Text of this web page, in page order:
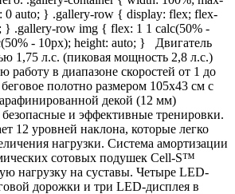
0 auto; } .gallery-row { display: flex; flex-
} .gallery-row img { flex: 1 1 calc(50% -
- 10px); height: auto; } Двигатель
1,75 л.с. (пиковая мощность 2,8 л.с.)
работу в диапазоне скоростей от 1 до
полотно размером 105х43 см с
декой (12 мм)
безопасные и эффективные тренировки.
12 уровней наклона, которые легко
нагрузки. Система амортизации
сотовых подушек Cell-S™
нагрузку на суставы. Четыре LED-
дорожки и три LED-дисплея в